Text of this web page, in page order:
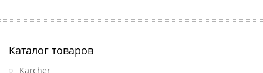
Каталог товаров
Karcher